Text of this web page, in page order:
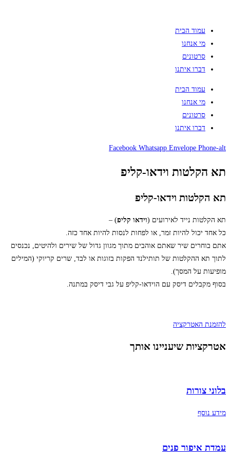
עמוד הבית
מי אנחנו
סרטונים
דברו איתנו
עמוד הבית
מי אנחנו
סרטונים
דברו איתנו
Facebook Whatsapp Envelope Phone-alt
תא הקלטות וידאו-קליפ
תא הקלטות וידאו-קליפ
תא הקלטות נייד לאירועים (וידאו קליפ) –
כל אחד יכול להיות זמר, או לפחות לנסות להיות אחד כזה.
אתם בוחרים שיר שאתם אוהבים מתוך מגוון גדול של שירים ולהיטים, נכנסים
לתוך תא ההקלטות של תותילנד הפקות בזוגות או לבד, שרים קריוקי (המילים
מופיעות על המסך).
בסוף מקבלים דיסק עם הוידאו-קליפ על גבי דיסק במתנה.​
להזמנת האטרקציה
אטרקציות שיעניינו אותך
בלוני צורות
מידע נוסף
עמדת איפור פנים